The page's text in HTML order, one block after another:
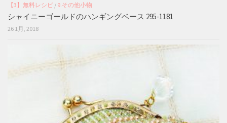
【3】無料レシピ / 9.その他小物
シャイニーゴールドのハンギングベース 295-1181
26 1月, 2018